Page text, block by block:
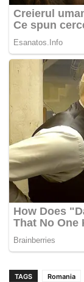
TAGS Romania